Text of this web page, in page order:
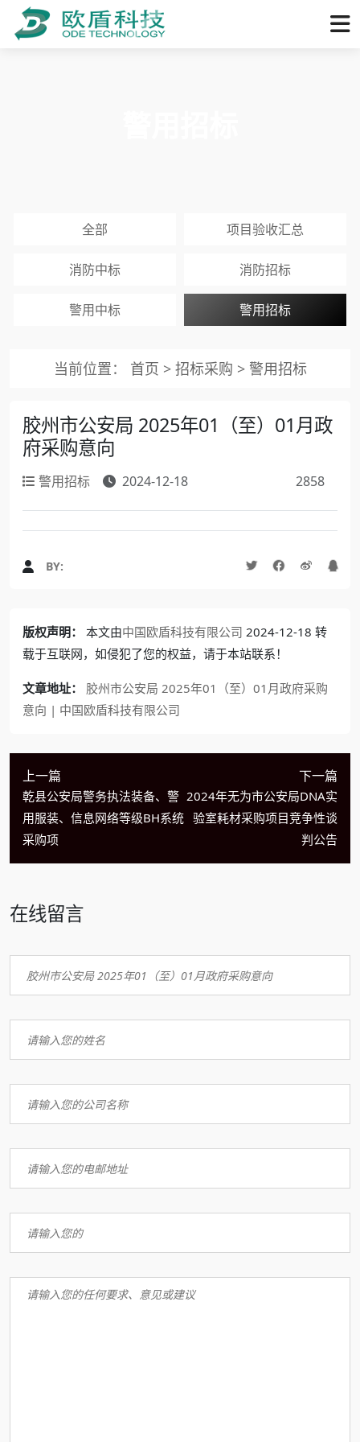
全部 项目验收汇总
消防中标 消防招标
警用中标 警用招标
当前位置： 首页 > 招标采购 > 警用招标
胶州市公安局 2025年01（至）01月政
府采购意向
警用招标 2024-12-18 2858
BY:
版权声明： 本文由中国欧盾科技有限公司 2024-12-18 转
载于互联网，如侵犯了您的权益，请于本站联系！
文章地址：
胶州市公安局 2025年01（至）01月政府采购
意向 | 中国欧盾科技有限公司
上一篇
乾县公安局警务执法装备、警
用服装、信息网络等级BH系统
采购项
下一篇
2024年无为市公安局DNA实
验室耗材采购项目竞争性谈
判公告
在线留言